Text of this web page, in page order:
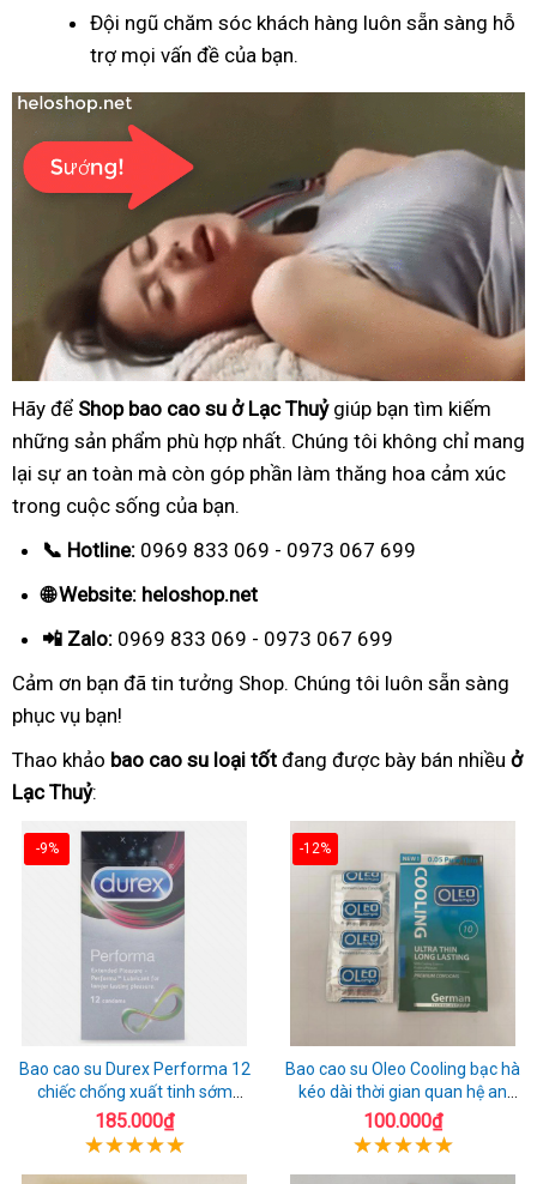
Đội ngũ chăm sóc khách hàng luôn sẵn sàng hỗ
trợ mọi vấn đề của bạn.
Hãy để Shop bao cao su ở Lạc Thuỷgiúp bạn tìm kiếm
những sản phẩm phù hợp nhất. Chúng tôi không chỉ mang
lại sự an toàn mà còn góp phần làm thăng hoa cảm xúc
trong cuộc sống của bạn.
📞 Hotline: 0969 833 069 - 0973 067 699
🌐 Website: heloshop.net
📲 Zalo: 0969 833 069 - 0973 067 699
Cảm ơn bạn đã tin tưởng Shop. Chúng tôi luôn sẵn sàng
phục vụ bạn!
Thao khảo bao cao su loại tốt đang được bày bán nhiều ở
Lạc Thuỷ:
-9%
Bao cao su Durex Performa 12
chiếc chống xuất tinh sớm
chuẩn Thái Lan
185.000₫
-12%
Bao cao su Oleo Cooling bạc hà
kéo dài thời gian quan hệ an
toàn
100.000₫